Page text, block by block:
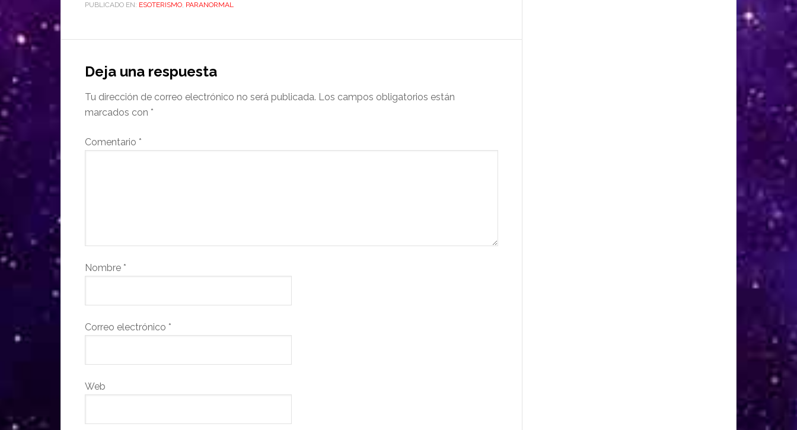
PUBLICADO EN: ESOTERISMO, PARANORMAL
Deja una respuesta
Tu dirección de correo electrónico no será publicada. Los campos obligatorios están
marcados con *
Comentario *
Nombre *
Correo electrónico *
Web